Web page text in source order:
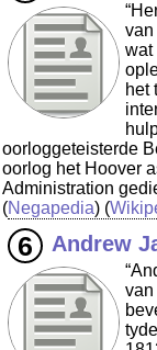
van
wat
het
oorloggeteisterde
oorlog het Hoover
Administration
(Negapedia) (
Andrew
van